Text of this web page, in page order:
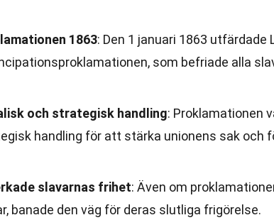
1863: Den 1 januari 1863 utfärdade
som befriade alla
och strategisk handling: Proklamationen
handling för att stärka unionens sak och
slavarnas frihet: Även om
banade den väg för deras slutliga frigörelse.